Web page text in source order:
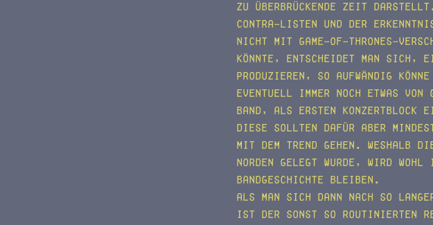
zu überbrückende Zeit darstellt.
Contra-Listen und der
nicht mit Game-Of-Thrones-
könnte, entscheidet man sich,
produzieren, so aufwändig
Eventuell immer noch etwas
Band, als ersten Konzertblock
diese sollten dafür aber
mit dem Trend gehen. Weshalb
Norden gelegt wurde, wird wohl
Bandgeschichte bleiben.
Als man sich dann nach so
ist der sonst so routinierten